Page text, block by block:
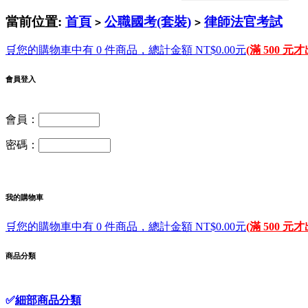
當前位置: 首頁 > 公職國考(套裝) > 律師法官考試
🛒您的購物車中有 0 件商品，總計金額 NT$0.00元(滿 500 元才
會員登入
會員：
密碼：
我的購物車
🛒您的購物車中有 0 件商品，總計金額 NT$0.00元(滿 500 元才
商品分類
✅細部商品分類